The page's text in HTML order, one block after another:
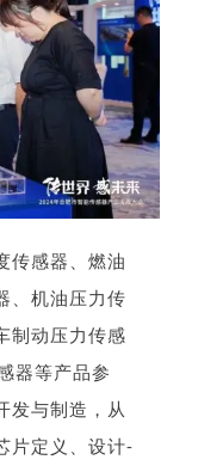
传感器、燃油
、机油压力传
制动压力传感
器等产品参
发与制造，从
片定义、设计-